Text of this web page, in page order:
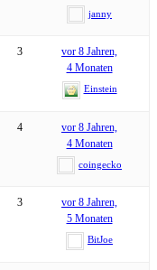
janny
3
vor 8 Jahren,
4 Monaten
Einstein
4
vor 8 Jahren,
4 Monaten
coingecko
3
vor 8 Jahren,
5 Monaten
BitJoe